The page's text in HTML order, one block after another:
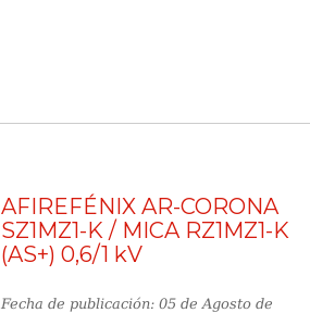
AFIREFÉNIX AR-CORONA
SZ1MZ1-K / MICA RZ1MZ1-K
(AS+) 0,6/1 kV
Fecha de publicación: 05 de Agosto de